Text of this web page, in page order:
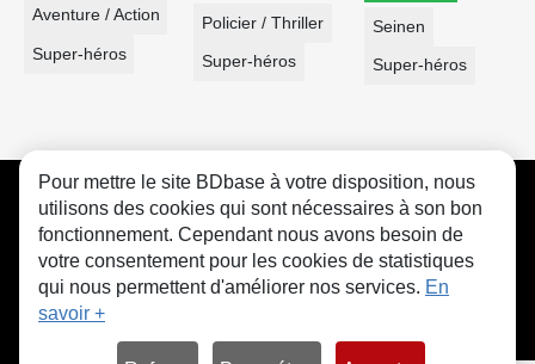
Aventure / Action
Super-héros
Policier / Thriller
Super-héros
Seinen
Super-héros
CGU FAQ Contact Cookies
Pour mettre le site BDbase à votre disposition, nous
utilisons des cookies qui sont nécessaires à son bon
fonctionnement. Cependant nous avons besoin de
votre consentement pour les cookies de statistiques
qui nous permettent d'améliorer nos services. En
savoir +